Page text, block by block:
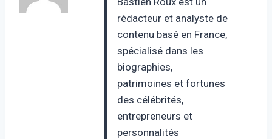
rédacteur et analyste de
contenu basé en France,
spécialisé dans les
biographies,
patrimoines et fortunes
des célébrités,
entrepreneurs et
personnalités